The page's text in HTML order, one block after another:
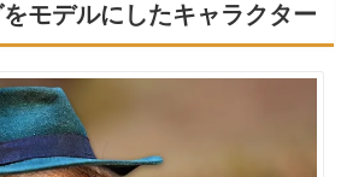
モデルにしたキャラクター